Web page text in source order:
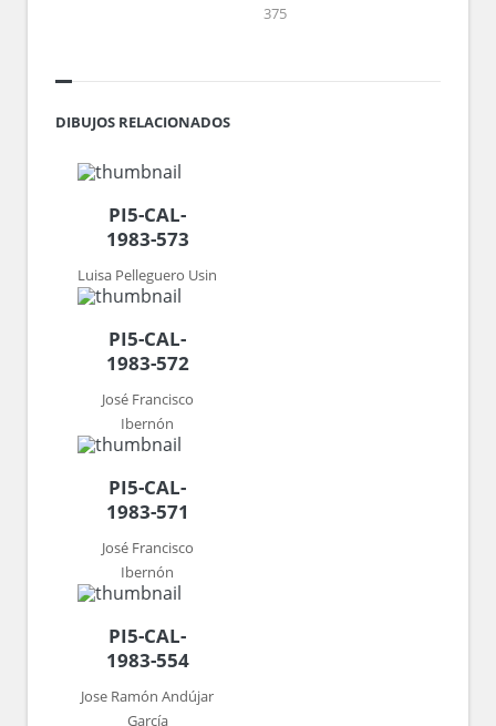
375
DIBUJOS RELACIONADOS
PI5-CAL-
1983-573
Luisa Pelleguero Usin
PI5-CAL-
1983-572
José Francisco
Ibernón
PI5-CAL-
1983-571
José Francisco
Ibernón
PI5-CAL-
1983-554
Jose Ramón Andújar
García